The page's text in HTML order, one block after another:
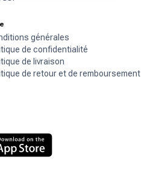
générales
de confidentialité
de livraison
de retour et de remboursement